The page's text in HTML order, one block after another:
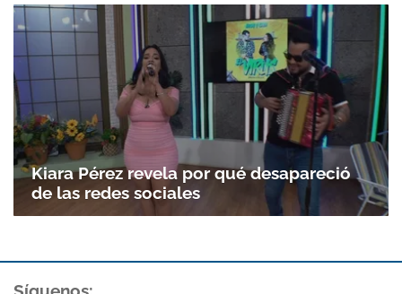
Kiara Pérez revela por qué desapareció
de las redes sociales
Síguenos: